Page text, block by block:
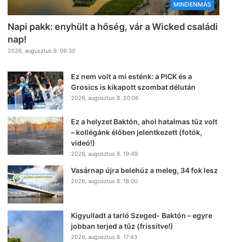
MINDENMÁS
Napi pakk: enyhült a hőség, vár a Wicked családi
nap!
2026, augusztus 9. 06:30
Ez nem volt a mi esténk: a PICK és a
Grosics is kikapott szombat délután
2026, augusztus 8. 20:06
Ez a helyzet Baktón, ahol hatalmas tűz volt
– kollégánk élőben jelentkezett (fotók,
videó!)
2026, augusztus 8. 19:49
Vasárnap újra belehúz a meleg, 34 fok lesz
2026, augusztus 8. 18:00
Kigyulladt a tarló Szeged- Baktón – egyre
jobban terjed a tűz (frissítve!)
2026, augusztus 8. 17:43